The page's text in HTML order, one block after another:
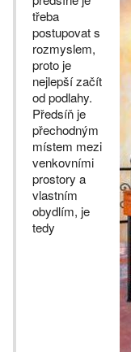
třeba
postupovat s
rozmyslem,
proto je
nejlepší začít
od podlahy.
Předsíň je
přechodným
místem mezi
venkovními
prostory a
vlastním
obydlím, je
tedy